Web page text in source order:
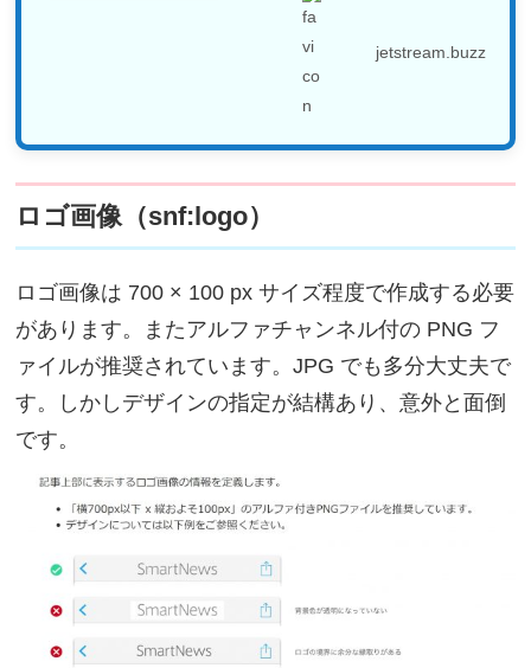
jetstream.buzz
ロゴ画像（snf:logo）
ロゴ画像は 700 × 100 px サイズ程度で作成する必要
があります。またアルファチャンネル付の PNG フ
ァイルが推奨されています。JPG でも多分大丈夫で
す。しかしデザインの指定が結構あり、意外と面倒
です。